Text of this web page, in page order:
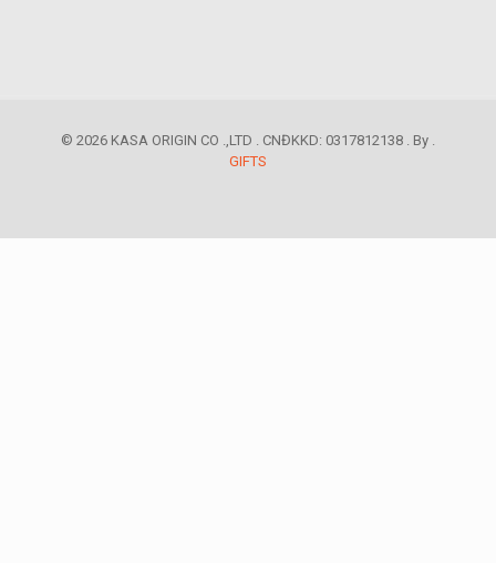
© 2026 KASA ORIGIN CO .,LTD . CNĐKKD: 0317812138 . By .
GIFTS